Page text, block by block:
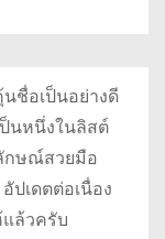
ชื่อเป็นอย่างดี
นหนึ่งในลิสต์
กษณ์สวยมือ
ปเดตต่อเนื่อง
แล้วครับ